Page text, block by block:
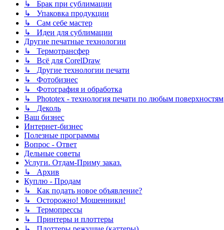
↳ Брак при сублимации
↳ Упаковка продукции
↳ Сам себе мастер
↳ Идеи для сублимации
Другие печатные технологии
↳ Термотрансфер
↳ Всё для CorelDraw
↳ Другие технологии печати
↳ Фотобизнес
↳ Фотография и обработка
↳ Phototex - технология печати по любым поверхностям
↳ Деколь
Ваш бизнес
Интернет-бизнес
Полезные программы
Вопрос - Ответ
Дельные советы
Услуги. Отдам-Приму заказ.
↳ Архив
Куплю - Продам
↳ Как подать новое объявление?
↳ Осторожно! Мошенники!
↳ Термопрессы
↳ Принтеры и плоттеры